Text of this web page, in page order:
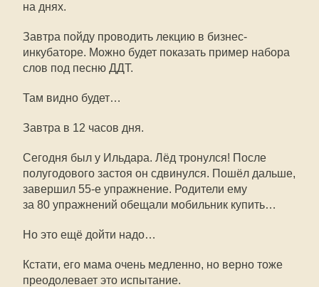
на днях.
Завтра пойду проводить лекцию в бизнес-
инкубаторе. Можно будет показать пример набора
слов под песню ДДТ.
Там видно будет…
Завтра в 12 часов дня.
Сегодня был у Ильдара. Лёд тронулся! После
полугодового застоя он сдвинулся. Пошёл дальше,
завершил 55-е упражнение. Родители ему
за 80 упражнений обещали мобильник купить…
Но это ещё дойти надо…
Кстати, его мама очень медленно, но верно тоже
преодолевает это испытание.